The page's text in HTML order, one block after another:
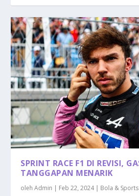
SPRINT RACE F1 DI REVISI,
TANGGAPAN MENARIK
olehAdmin Feb 22, 2024| Bola & Sports